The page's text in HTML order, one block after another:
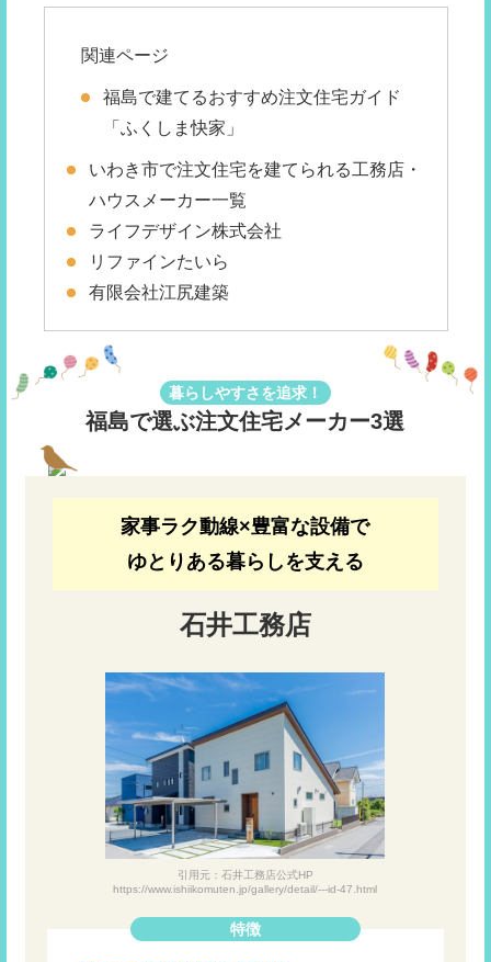
関連ページ
福島で建てるおすすめ注文住宅ガイド
「ふくしま快家」
いわき市で注文住宅を建てられる工務店・
ハウスメーカー一覧
ライフデザイン株式会社
リファインたいら
有限会社江尻建築
暮らしやすさを追求！
福島で選ぶ注文住宅メーカー3選
家事ラク動線×豊富な設備で
ゆとりある暮らしを支える
石井工務店
引用元：石井工務店公式HP
https://www.ishiikomuten.jp/gallery/detail/---id-47.html
特徴